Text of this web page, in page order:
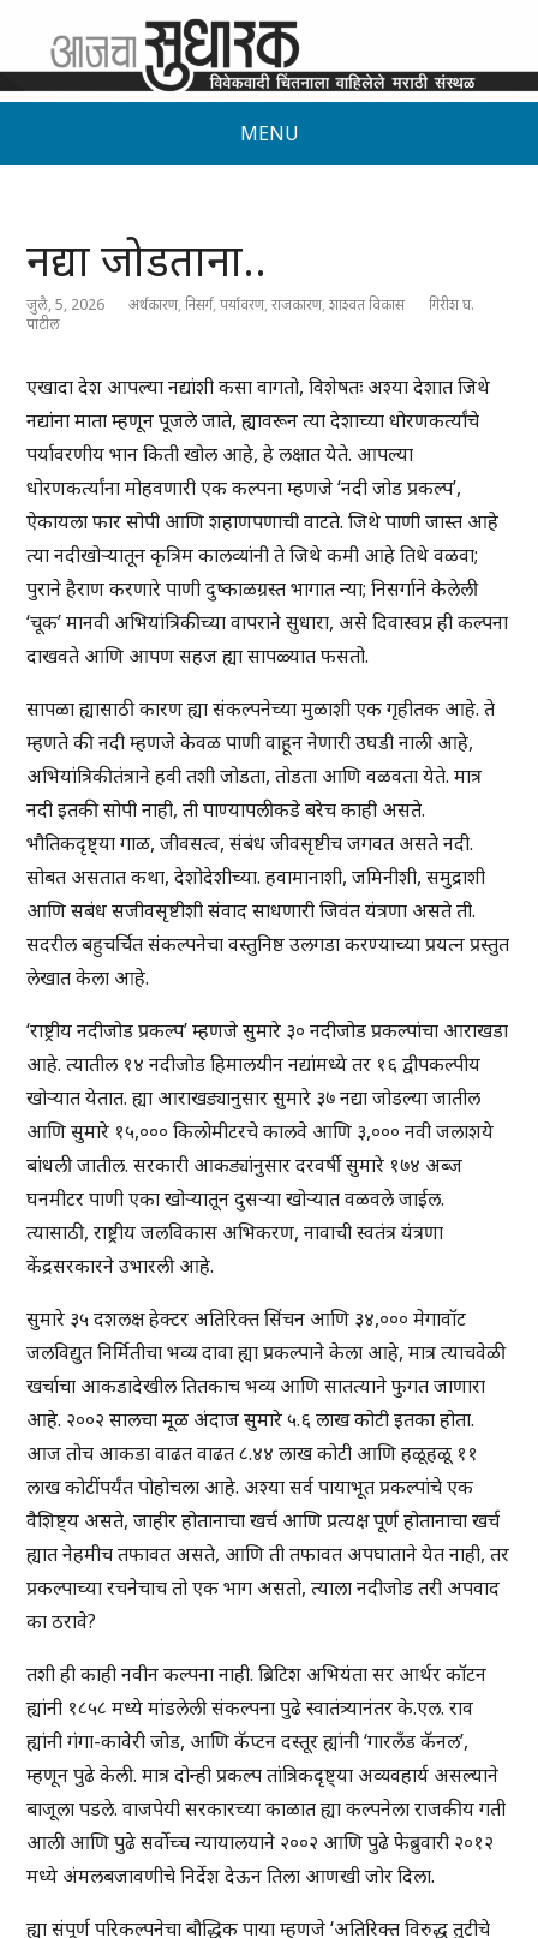
MENU
नद्या जोडताना..
जुलै, 5, 2026 अर्थकारण,निसर्ग,पर्यावरण,राजकारण,शाश्वत विकास
गिरीश घ.
पाटील
एखादा देश आपल्या नद्यांशी कसा वागतो, विशेषतः अश्या देशात जिथे
नद्यांना माता म्हणून पूजले जाते, ह्यावरून त्या देशाच्या धोरणकर्त्यांचे
पर्यावरणीय भान किती खोल आहे, हे लक्षात येते. आपल्या
धोरणकर्त्यांना मोहवणारी एक कल्पना म्हणजे ‘नदी जोड प्रकल्प’,
ऐकायला फार सोपी आणि शहाणपणाची वाटते. जिथे पाणी जास्त आहे
त्या नदीखोऱ्यातून कृत्रिम कालव्यांनी ते जिथे कमी आहे तिथे वळवा;
पुराने हैराण करणारे पाणी दुष्काळग्रस्त भागात न्या; निसर्गाने केलेली
‘चूक’ मानवी अभियांत्रिकीच्या वापराने सुधारा, असे दिवास्वप्न ही कल्पना
दाखवते आणि आपण सहज ह्या सापळ्यात फसतो.
सापळा ह्यासाठी कारण ह्या संकल्पनेच्या मुळाशी एक गृहीतक आहे. ते
म्हणते की नदी म्हणजे केवळ पाणी वाहून नेणारी उघडी नाली आहे,
अभियांत्रिकीतंत्राने हवी तशी जोडता, तोडता आणि वळवता येते. मात्र
नदी इतकी सोपी नाही, ती पाण्यापलीकडे बरेच काही असते.
भौतिकदृष्ट्या गाळ, जीवसत्व, संबंध जीवसृष्टीच जगवत असते नदी.
सोबत असतात कथा, देशोदेशीच्या. हवामानाशी, जमिनीशी, समुद्राशी
आणि सबंध सजीवसृष्टीशी संवाद साधणारी जिवंत यंत्रणा असते ती.
सदरील बहुचर्चित संकल्पनेचा वस्तुनिष्ठ उलगडा करण्याच्या प्रयत्न प्रस्तुत
लेखात केला आहे.
‘राष्ट्रीय नदीजोड प्रकल्प’ म्हणजे सुमारे ३० नदीजोड प्रकल्पांचा आराखडा
आहे. त्यातील १४ नदीजोड हिमालयीन नद्यांमध्ये तर १६ द्वीपकल्पीय
खोऱ्यात येतात. ह्या आराखड्यानुसार सुमारे ३७ नद्या जोडल्या जातील
आणि सुमारे १५,००० किलोमीटरचे कालवे आणि ३,००० नवी जलाशये
बांधली जातील. सरकारी आकड्यांनुसार दरवर्षी सुमारे १७४ अब्ज
घनमीटर पाणी एका खोऱ्यातून दुसऱ्या खोऱ्यात वळवले जाईल.
त्यासाठी, राष्ट्रीय जलविकास अभिकरण, नावाची स्वतंत्र यंत्रणा
केंद्रसरकारने उभारली आहे.
सुमारे ३५ दशलक्ष हेक्टर अतिरिक्त सिंचन आणि ३४,००० मेगावॉट
जलविद्युत निर्मितीचा भव्य दावा ह्या प्रकल्पाने केला आहे, मात्र त्याचवेळी
खर्चाचा आकडादेखील तितकाच भव्य आणि सातत्याने फुगत जाणारा
आहे. २००२ सालचा मूळ अंदाज सुमारे ५.६ लाख कोटी इतका होता.
आज तोच आकडा वाढत वाढत ८.४४ लाख कोटी आणि हळूहळू ११
लाख कोटींपर्यंत पोहोचला आहे. अश्या सर्व पायाभूत प्रकल्पांचे एक
वैशिष्ट्य असते, जाहीर होतानाचा खर्च आणि प्रत्यक्ष पूर्ण होतानाचा खर्च
ह्यात नेहमीच तफावत असते, आणि ती तफावत अपघाताने येत नाही, तर
प्रकल्पाच्या रचनेचाच तो एक भाग असतो, त्याला नदीजोड तरी अपवाद
का ठरावे?
तशी ही काही नवीन कल्पना नाही. ब्रिटिश अभियंता सर आर्थर कॉटन
ह्यांनी १८५८ मध्ये मांडलेली संकल्पना पुढे स्वातंत्र्यानंतर के.एल. राव
ह्यांनी गंगा-कावेरी जोड, आणि कॅप्टन दस्तूर ह्यांनी ‘गारलँड कॅनल’,
म्हणून पुढे केली. मात्र दोन्ही प्रकल्प तांत्रिकदृष्ट्या अव्यवहार्य असल्याने
बाजूला पडले. वाजपेयी सरकारच्या काळात ह्या कल्पनेला राजकीय गती
आली आणि पुढे सर्वोच्च न्यायालयाने २००२ आणि पुढे फेब्रुवारी २०१२
मध्ये अंमलबजावणीचे निर्देश देऊन तिला आणखी जोर दिला.
ह्या संपूर्ण परिकल्पनेचा बौद्धिक पाया म्हणजे ‘अतिरिक्त विरुद्ध तुटीचे